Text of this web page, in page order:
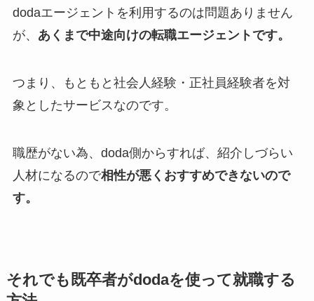
dodaエージェントを利用するのは問題ありません
が、 あくまで中途向けの転職エージェントです。
つまり、もともと社会人経験・正社員経験者を対
象としたサービスなのです。
職歴がない為、doda側からすれば、紹介しづらい
人材になるので相性が悪くおすすめできないので
す。
それでも既卒者がdodaを使って就職する